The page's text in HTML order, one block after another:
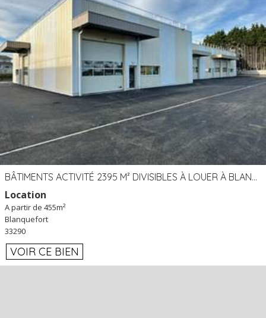
BÂTIMENTS ACTIVITÉ 2395 M² DIVISIBLES À LOUER À BLANQUEFORT (33)
Location
A partir de 455m²
Blanquefort
33290
VOIR CE BIEN